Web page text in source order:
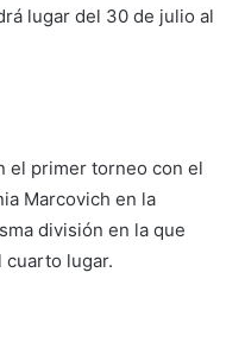
lugar del 30 de julio al
el primer torneo con el
Marcovich en la
división en la que
cuarto lugar.